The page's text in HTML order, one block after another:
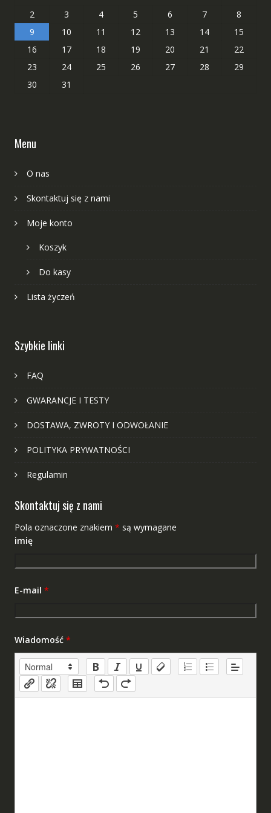
2
3 4 5 6 7
8
9
10 11 12 13 14
15
16
17 18 19 20 21
22
23
24 25 26 27 28
29
30
31
Menu
O nas
Skontaktuj się z nami
Moje konto
Koszyk
Do kasy
Lista życzeń
Szybkie linki
FAQ
GWARANCJE I TESTY
DOSTAWA, ZWROTY I ODWOŁANIE
POLITYKA PRYWATNOŚCI
Regulamin
Skontaktuj się z nami
Pola oznaczone znakiem * są wymagane
imię
E-mail *
Wiadomość *